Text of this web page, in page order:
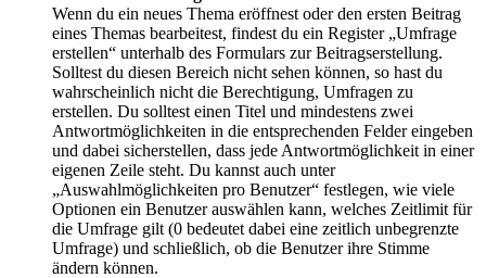
Wenn du ein neues Thema eröffnest oder den ersten Beitrag
eines Themas bearbeitest, findest du ein Register „Umfrage
erstellen“ unterhalb des Formulars zur Beitragserstellung.
Solltest du diesen Bereich nicht sehen können, so hast du
wahrscheinlich nicht die Berechtigung, Umfragen zu
erstellen. Du solltest einen Titel und mindestens zwei
Antwortmöglichkeiten in die entsprechenden Felder eingeben
und dabei sicherstellen, dass jede Antwortmöglichkeit in einer
eigenen Zeile steht. Du kannst auch unter
„Auswahlmöglichkeiten pro Benutzer“ festlegen, wie viele
Optionen ein Benutzer auswählen kann, welches Zeitlimit für
die Umfrage gilt (0 bedeutet dabei eine zeitlich unbegrenzte
Umfrage) und schließlich, ob die Benutzer ihre Stimme
ändern können.